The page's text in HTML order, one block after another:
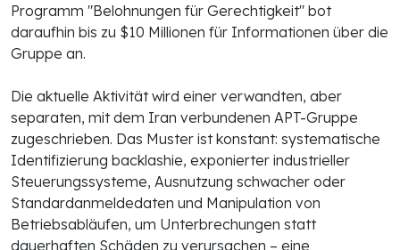
Programm "Belohnungen für Gerechtigkeit" bot
daraufhin bis zu $10 Millionen für Informationen über die
Gruppe an.
Die aktuelle Aktivität wird einer verwandten, aber
separaten, mit dem Iran verbundenen APT-Gruppe
zugeschrieben. Das Muster ist konstant: systematische
Identifizierung backlashie, exponierter industrieller
Steuerungssysteme, Ausnutzung schwacher oder
Standardanmeldedaten und Manipulation von
Betriebsabläufen, um Unterbrechungen statt
dauerhaften Schäden zu verursachen – eine